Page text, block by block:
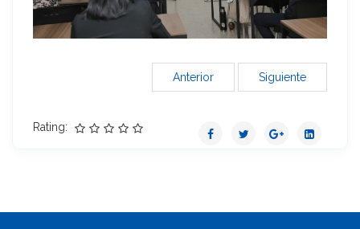
Anterior Siguiente
Rating: